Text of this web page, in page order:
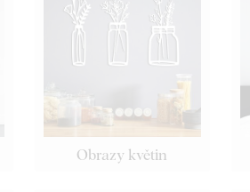
Obrazy květin